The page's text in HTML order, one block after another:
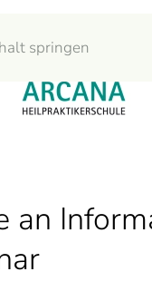
springen
an